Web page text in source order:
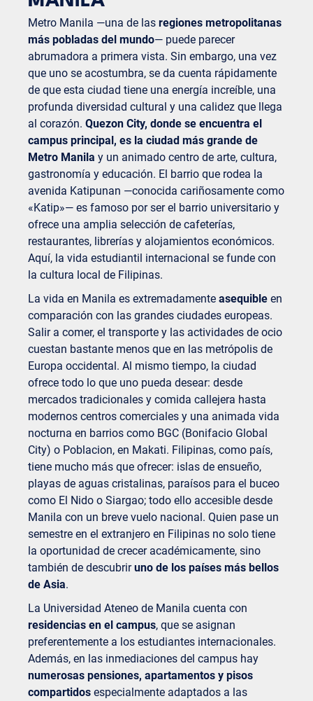
Metro Manila —una de las regiones metropolitanas
más pobladas del mundo— puede parecer
abrumadora a primera vista. Sin embargo, una vez
que uno se acostumbra, se da cuenta rápidamente
de que esta ciudad tiene una energía increíble, una
profunda diversidad cultural y una calidez que llega
al corazón. Quezon City, donde se encuentra el
campus principal, es la ciudad más grande de
Metro Manila y un animado centro de arte, cultura,
gastronomía y educación. El barrio que rodea la
avenida Katipunan —conocida cariñosamente como
«Katip»— es famoso por ser el barrio universitario y
ofrece una amplia selección de cafeterías,
restaurantes, librerías y alojamientos económicos.
Aquí, la vida estudiantil internacional se funde con
la cultura local de Filipinas.
La vida en Manila es extremadamente asequible en
comparación con las grandes ciudades europeas.
Salir a comer, el transporte y las actividades de ocio
cuestan bastante menos que en las metrópolis de
Europa occidental. Al mismo tiempo, la ciudad
ofrece todo lo que uno pueda desear: desde
mercados tradicionales y comida callejera hasta
modernos centros comerciales y una animada vida
nocturna en barrios como BGC (Bonifacio Global
City) o Poblacion, en Makati. Filipinas, como país,
tiene mucho más que ofrecer: islas de ensueño,
playas de aguas cristalinas, paraísos para el buceo
como El Nido o Siargao; todo ello accesible desde
Manila con un breve vuelo nacional. Quien pase un
semestre en el extranjero en Filipinas no solo tiene
la oportunidad de crecer académicamente, sino
también de descubriruno de los países más bellos
de Asia.
La Universidad Ateneo de Manila cuenta con
residencias en el campus, que se asignan
preferentemente a los estudiantes internacionales.
Además, en las inmediaciones del campus hay
numerosas pensiones, apartamentos y pisos
compartidos especialmente adaptados a las